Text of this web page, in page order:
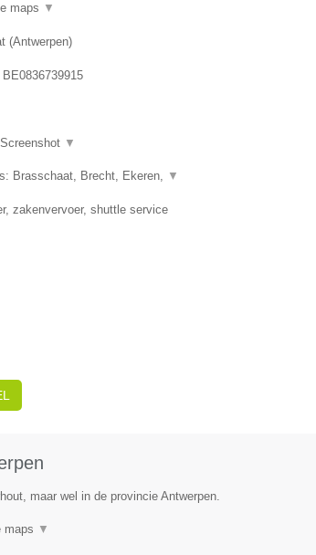
maps ▼
(Antwerpen)
BE0836739915
Screenshot ▼
Brasschaat, Brecht, Ekeren, ▼
zakenvervoer, shuttle service
maar wel in de provincie Antwerpen.
maps ▼